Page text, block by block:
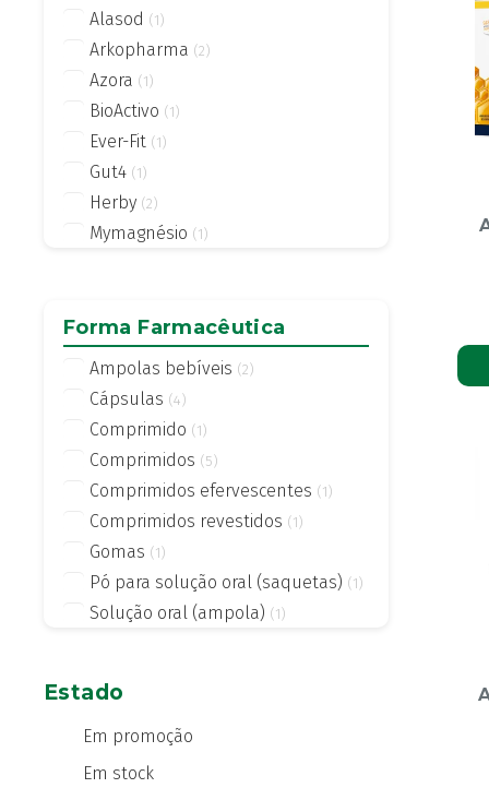
Alasod (1)
Arkopharma (2)
Azora (1)
BioActivo (1)
Ever-Fit (1)
Gut4 (1)
Herby (2)
Mymagnésio (1)
pure encapsulations (2)
Selenium-Ace
Forma Farmacêutica
Ampolas bebíveis (2)
Cápsulas (4)
Comprimido (1)
Comprimidos (5)
Comprimidos efervescentes (1)
Comprimidos revestidos (1)
Gomas (1)
Pó para solução oral (saquetas) (1)
Solução oral (ampola) (1)
Estado
Em promoção
Em stock